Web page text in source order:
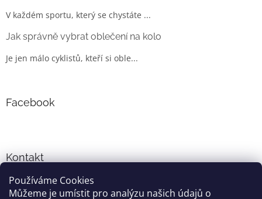
Používáme Cookies
Můžeme je umístit pro analýzu našich údajů o
V každém sportu, který se chystáte ...
Jak správně vybrat oblečení na kolo
Je jen málo cyklistů, kteří si oble...
Facebook
Kontakt
info@cyklo-obleceni.cz